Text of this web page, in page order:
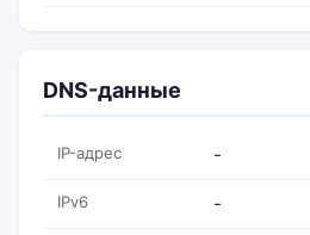
DNS-данные
IP-адрес -
IPv6 -